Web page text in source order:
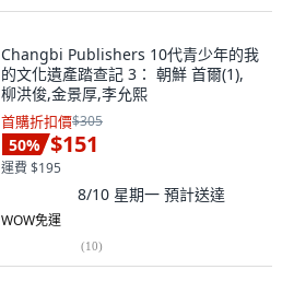
Changbi Publishers 10代青少年的我
的文化遺產踏查記 3： 朝鮮 首爾(1),
柳洪俊,金景厚,李允熙
首購折扣價$305
50% $151
運費 $195
8/10 星期一 預計送達
WOW免運
(10)